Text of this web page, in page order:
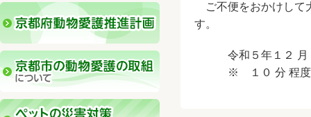
ご不便をおかけして
す。
令和５年１２ 月 ２
※ １０ 分 程度 の